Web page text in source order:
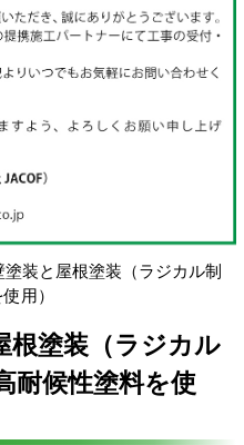
装と屋根塗装（ラジカル制
用）
根塗装（ラジカル
耐候性塗料を使